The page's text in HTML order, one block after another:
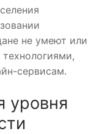
не умеют или
сервисам.
уровня